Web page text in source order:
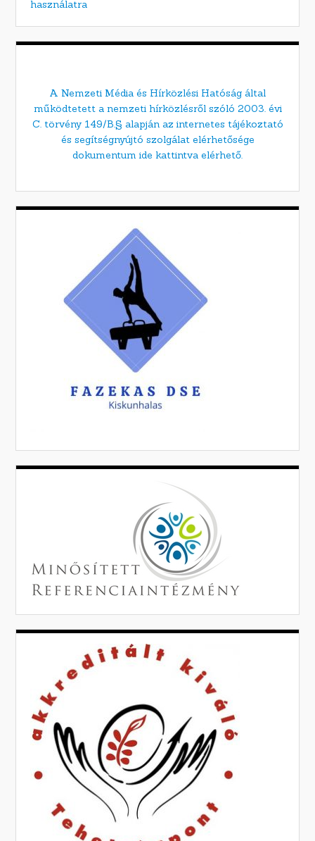
használatra
A Nemzeti Média és Hírközlési Hatóság által
működtetett a nemzeti hírközlésről szóló 2003. évi
C. törvény 149/B.§ alapján az internetes tájékoztató
és segítségnyújtó szolgálat elérhetősége
dokumentum ide kattintva elérhető.